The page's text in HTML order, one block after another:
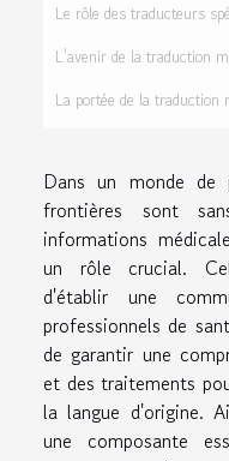
Le rôle des traducteurs
L'avenir de la traduction
La portée de la traduction
Dans un monde
frontières sont
informations
un rôle crucial.
d'établir une
professionnels de
de garantir une
et des traitements
la langue d'origine.
une composante